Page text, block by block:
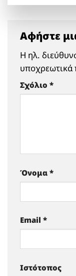
Αφήστε
Η ηλ.
υποχρεωτικά
Σχόλιο *
Όνομα *
Email *
Ιστότοπος